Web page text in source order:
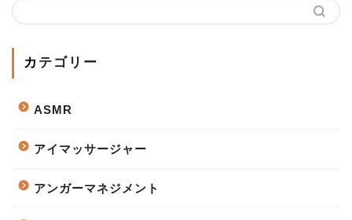
カテゴリー
ASMR
アイマッサージャー
アンガーマネジメント